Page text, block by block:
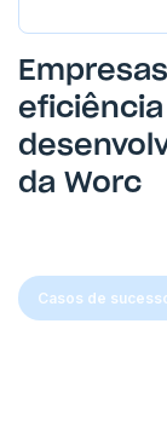
Casos de
da Worc